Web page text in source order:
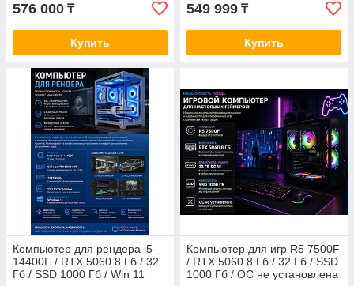
576 000 ₸
Купить
549 999 ₸
Купить
Компьютер для рендера i5-
14400F / RTX 5060 8 Гб / 32
Гб / SSD 1000 Гб / Win 11
Компьютер для игр R5 7500F
/ RTX 5060 8 Гб / 32 Гб / SSD
1000 Гб / ОС не установлена